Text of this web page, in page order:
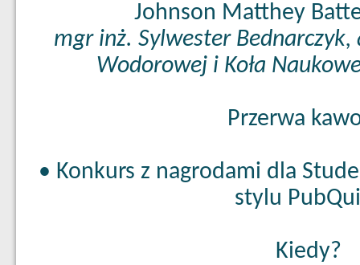
Johnson Matthey
mgr inż. Sylwester
Wodorowej i Koła
Przerwa
• Konkurs z nagrodami dla
stylu
Kiedy?